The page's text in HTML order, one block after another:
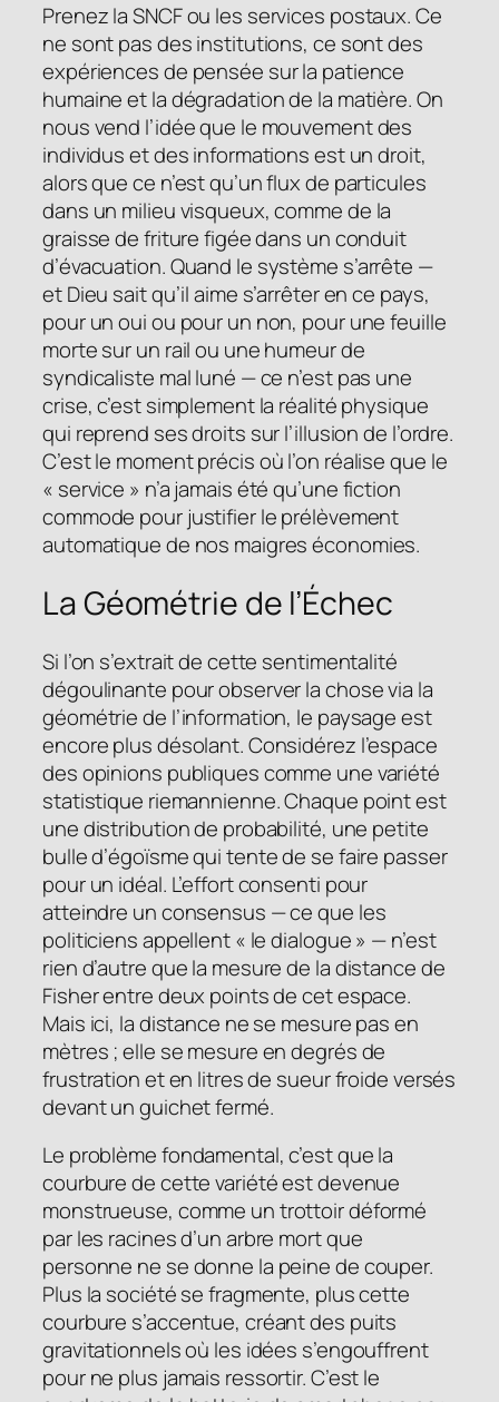
Prenez la SNCF ou les services postaux. Ce
ne sont pas des institutions, ce sont des
expériences de pensée sur la patience
humaine et la dégradation de la matière. On
nous vend l’idée que le mouvement des
individus et des informations est un droit,
alors que ce n’est qu’un flux de particules
dans un milieu visqueux, comme de la
graisse de friture figée dans un conduit
d’évacuation. Quand le système s’arrête —
et Dieu sait qu’il aime s’arrêter en ce pays,
pour un oui ou pour un non, pour une feuille
morte sur un rail ou une humeur de
syndicaliste mal luné — ce n’est pas une
crise, c’est simplement la réalité physique
qui reprend ses droits sur l’illusion de l’ordre.
C’est le moment précis où l’on réalise que le
« service » n’a jamais été qu’une fiction
commode pour justifier le prélèvement
automatique de nos maigres économies.
La Géométrie de l’Échec
Si l’on s’extrait de cette sentimentalité
dégoulinante pour observer la chose via la
géométrie de l’information, le paysage est
encore plus désolant. Considérez l’espace
des opinions publiques comme une variété
statistique riemannienne. Chaque point est
une distribution de probabilité, une petite
bulle d’égoïsme qui tente de se faire passer
pour un idéal. L’effort consenti pour
atteindre un consensus — ce que les
politiciens appellent « le dialogue » — n’est
rien d’autre que la mesure de la distance de
Fisher entre deux points de cet espace.
Mais ici, la distance ne se mesure pas en
mètres ; elle se mesure en degrés de
frustration et en litres de sueur froide versés
devant un guichet fermé.
Le problème fondamental, c’est que la
courbure de cette variété est devenue
monstrueuse, comme un trottoir déformé
par les racines d’un arbre mort que
personne ne se donne la peine de couper.
Plus la société se fragmente, plus cette
courbure s’accentue, créant des puits
gravitationnels où les idées s’engouffrent
pour ne plus jamais ressortir. C’est le